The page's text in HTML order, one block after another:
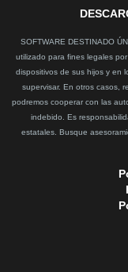
SOFTWARE DESTINADO
utilizado para fines legales
dispositivos de sus hijos y en
supervisar. En otros casos,
podremos cooperar con las
indebido. Es
estatales. Busque